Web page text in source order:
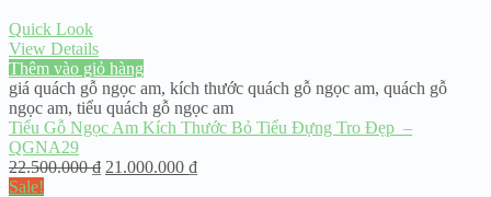
Quick Look
View Details
Thêm vào giỏ hàng
giá quách gỗ ngọc am, kích thước quách gỗ ngọc am, quách gỗ
ngọc am, tiểu quách gỗ ngọc am
Tiểu Gỗ Ngọc Am Kích Thước Bỏ Tiểu Đựng Tro Đẹp –
QGNA29
22.500.000₫ 21.000.000 ₫
Sale!